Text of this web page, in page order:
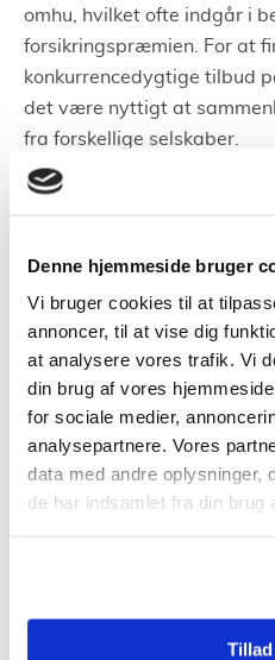
Denne hjemmeside bruger
Vi bruger cookies til at
annoncer, til at vise dig
at analysere vores trafik. Vi
din brug af vores
for sociale medier,
analysepartnere. Vores
data med andre oplysninger,
de har indsamlet fra din brug
omhu, hvilket ofte indgår i
forsikringspræmien. For at
konkurrencedygtige tilbud
det være nyttigt at
fra forskellige selskaber.
Oftest kan man få rabatter
Medlemskab i
Hvis du er medlem af en
fordel at forsikrer sine
Oftest har klubberne et
forsikringsselskaber der
på en forsikring. Tjek med
Veteran